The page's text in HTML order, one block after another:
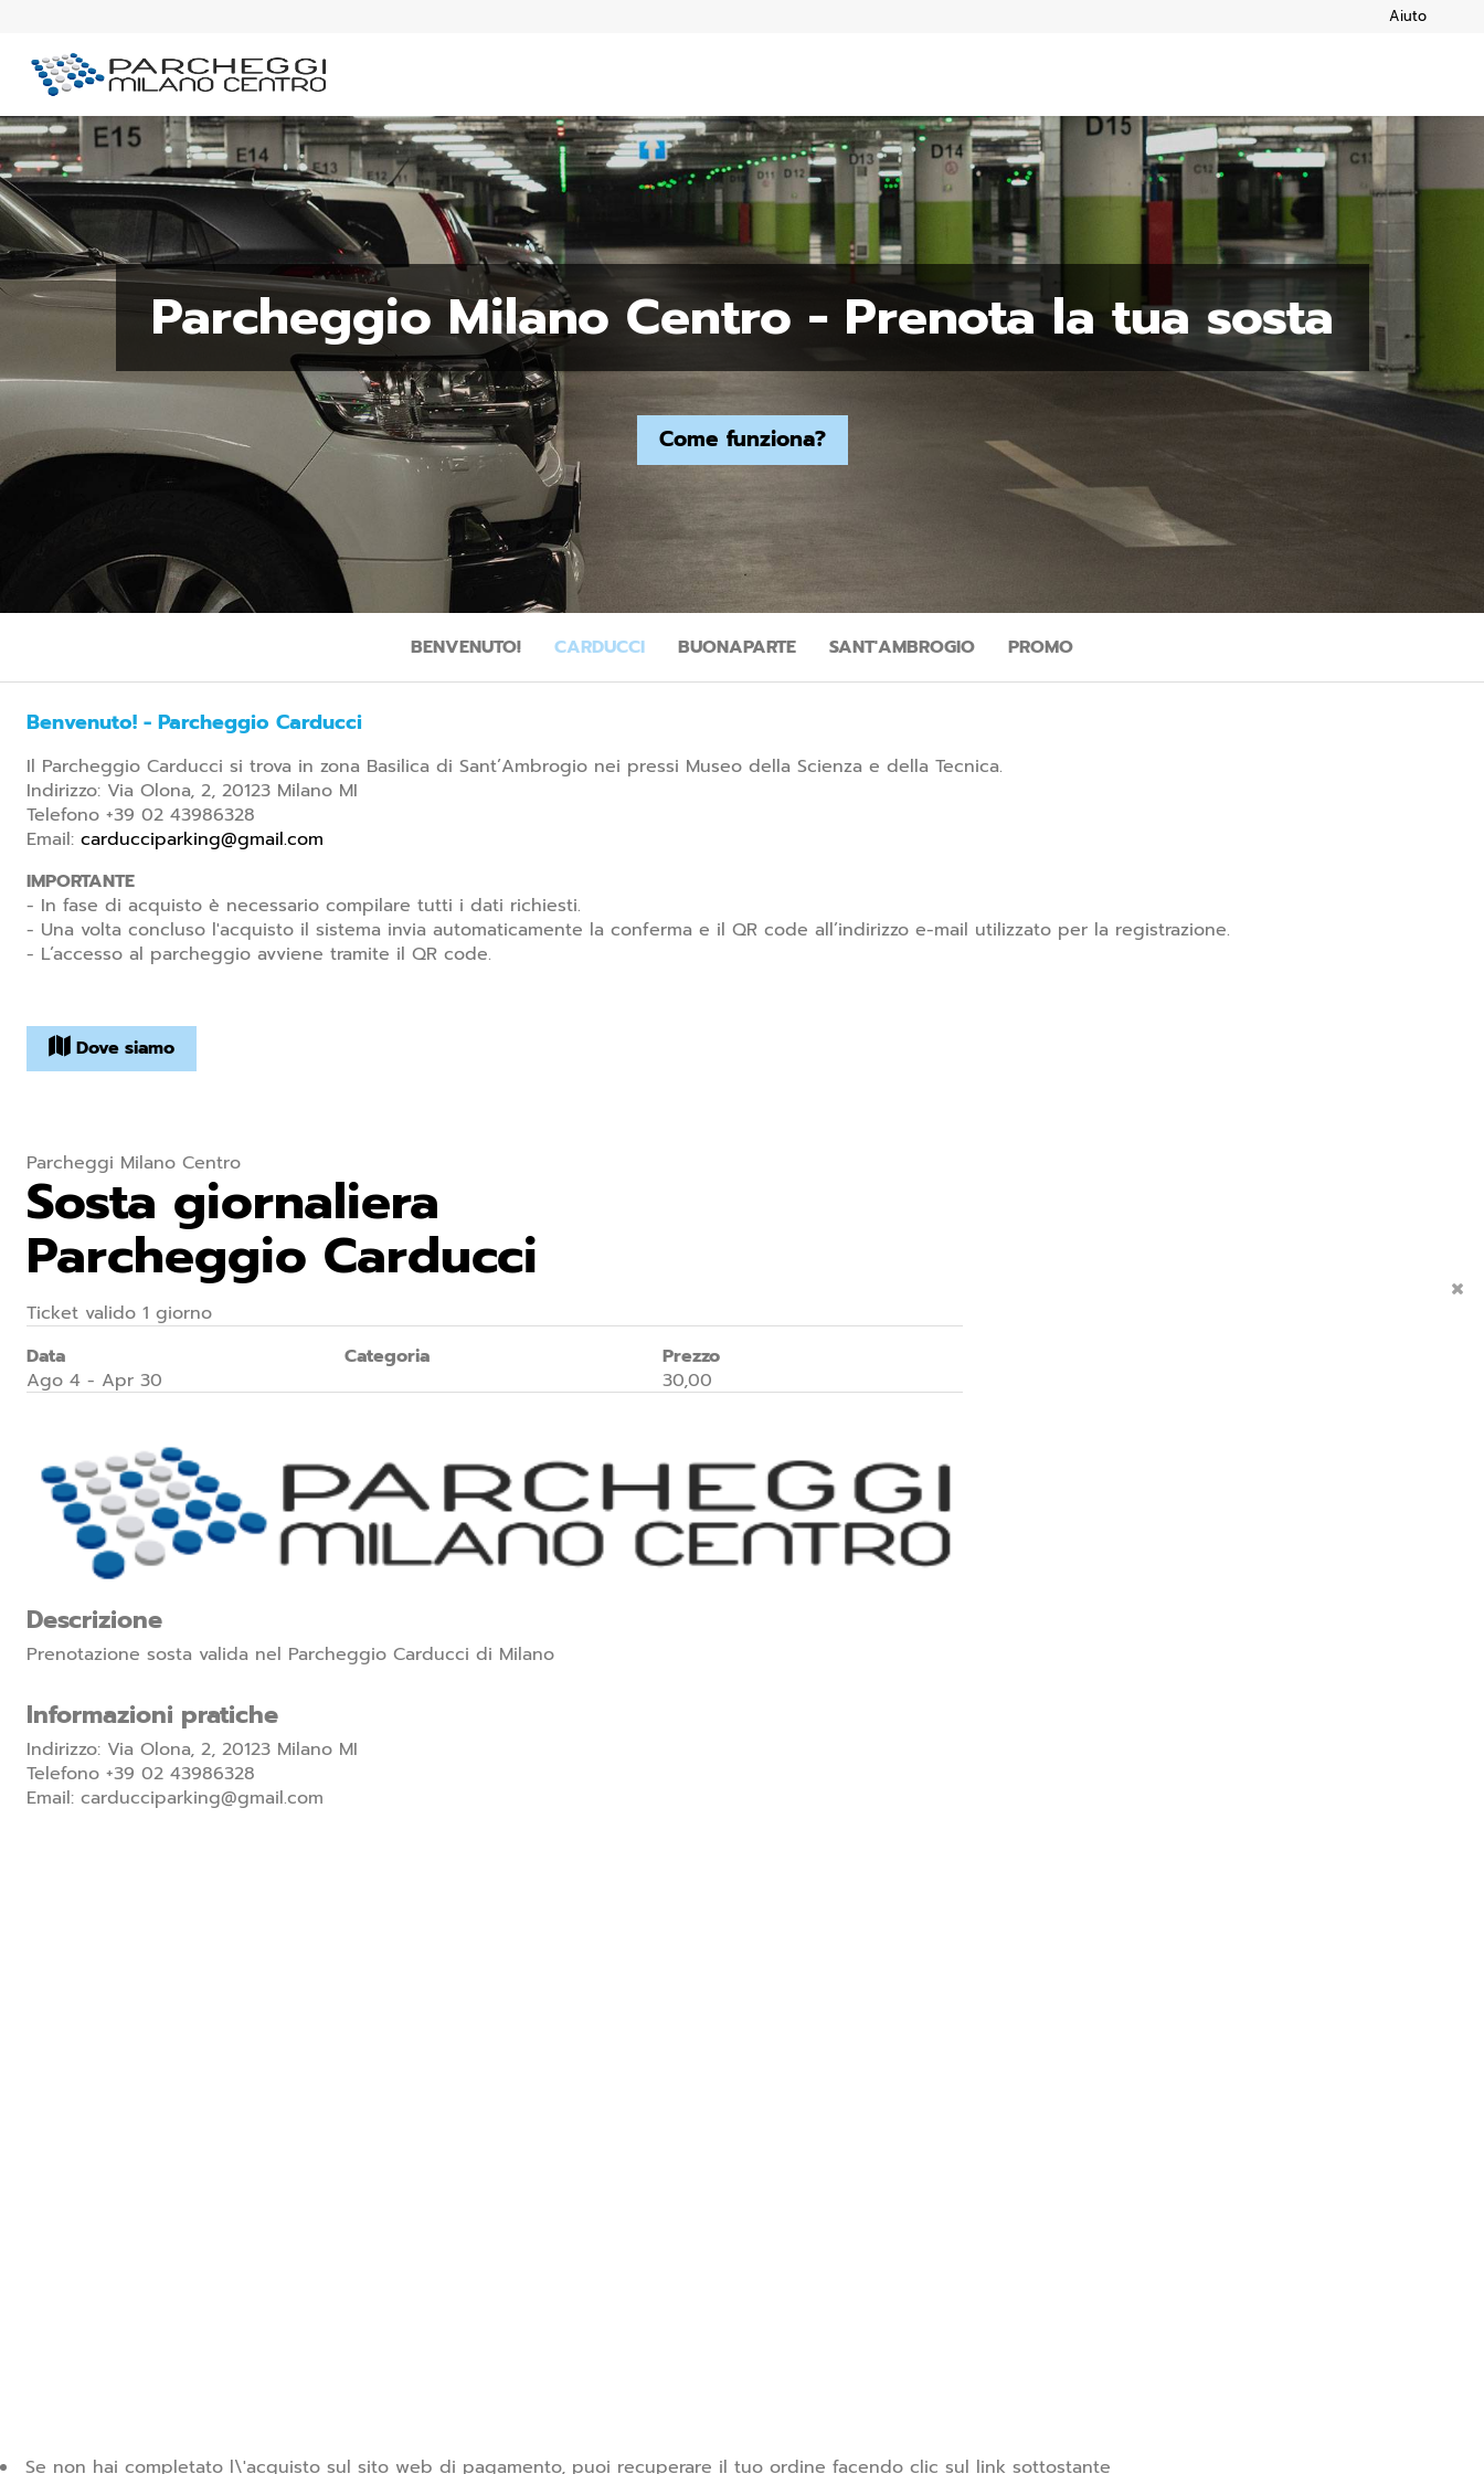
Aiuto
Parcheggio Milano Centro - Prenota la tua sosta
Come funziona?
BENVENUTO! CARDUCCI BUONAPARTE SANT'AMBROGIO PROMO
Benvenuto! - Parcheggio Carducci
Il Parcheggio Carducci si trova in zona Basilica di Sant’Ambrogio nei pressi Museo della Scienza e della Tecnica.
Indirizzo: Via Olona, 2, 20123 Milano MI
Telefono +39 02 43986328
Email: carducciparking@gmail.com
IMPORTANTE
- In fase di acquisto è necessario compilare tutti i dati richiesti.
- Una volta concluso l'acquisto il sistema invia automaticamente la conferma e il QR code all’indirizzo e-mail utilizzato per la registrazione.
- L’accesso al parcheggio avviene tramite il QR code.
Dove siamo
Parcheggi Milano Centro
Sosta giornaliera
Parcheggio Carducci
Ticket valido 1 giorno
Data
Ago 4 - Apr 30
Categoria
Prezzo
30,00
Descrizione
Prenotazione sosta valida nel Parcheggio Carducci di Milano
Informazioni pratiche
Indirizzo: Via Olona, 2, 20123 Milano MI
Telefono +39 02 43986328
Email: carducciparking@gmail.com
Se non hai completato l\'acquisto sul sito web di pagamento, puoi recuperare il tuo ordine facendo clic sul link sottostante